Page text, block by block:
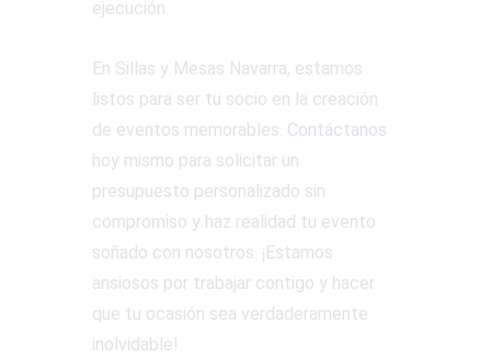
ejecución.
En Sillas y Mesas Navarra, estamos
listos para ser tu socio en la creación
de eventos memorables. Contáctanos
hoy mismo para solicitar un
presupuesto personalizado sin
compromiso y haz realidad tu evento
soñado con nosotros. ¡Estamos
ansiosos por trabajar contigo y hacer
que tu ocasión sea verdaderamente
inolvidable!